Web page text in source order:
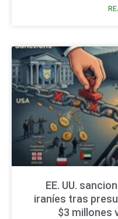
EE. UU.
iraníes tras
$3 millones